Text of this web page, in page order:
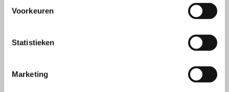
Voorkeuren
Statistieken
Marketing
Wissenschaftliche Hauptangelegenheiten